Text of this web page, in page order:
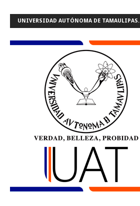
UNIVERSIDAD AUTÓNOMA DE TAMAULIPAS.